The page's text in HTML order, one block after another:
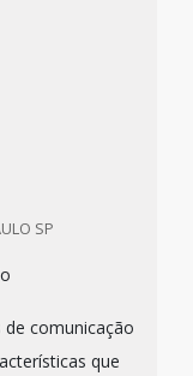
SP
comunicação
que